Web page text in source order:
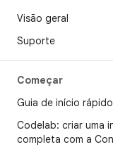
Visão geral
Suporte
Começar
Guia de início rápido
Codelab: criar uma
completa com a